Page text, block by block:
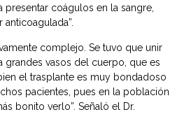
presentar coágulos en la sangre,
complejo. Se tuvo que unir
grandes vasos del cuerpo, que es
el trasplante es muy bondadoso
pacientes, pues en la población
bonito verlo”. Señaló el Dr.